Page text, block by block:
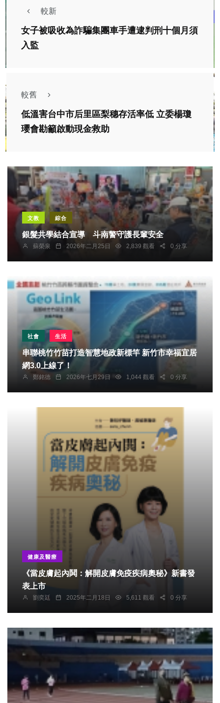
較新
女子被吸收為詐騙集團車手遭逮判刑十個月須
入監
較舊
低溫害台中市后里區梨穗存活率低 立委楊瓊
瓔會勘籲啟動現金救助
文教 綜合
銀髮共學結合宣導 斗南警守護長輩安全
蘇榮泉 2026年二月25日 2,839 觀看 0 分享
社會 生活
串聯桃竹竹苗打造智慧地政新標竿 新竹市幸福宜居
網3.0上線了！
鄭銘德 2026年七月29日 1,044 觀看 0 分享
健康及醫療
《當皮膚起內鬨：解開皮膚免疫疾病奧秘》新書發
表上市
劉奕廷 2025年二月18日 5,611 觀看 0 分享